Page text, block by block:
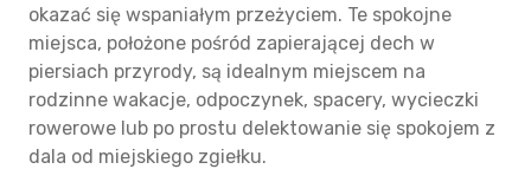
okazać się wspaniałym przeżyciem. Te spokojne
miejsca, położone pośród zapierającej dech w
piersiach przyrody, są idealnym miejscem na
rodzinne wakacje, odpoczynek, spacery, wycieczki
rowerowe lub po prostu delektowanie się spokojem z
dala od miejskiego zgiełku.